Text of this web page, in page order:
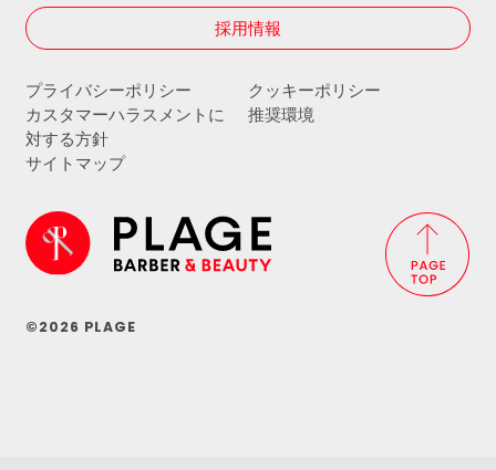
採用情報
プライバシーポリシー
クッキーポリシー
カスタマーハラスメントに
対する方針
推奨環境
サイトマップ
©2026 PLAGE